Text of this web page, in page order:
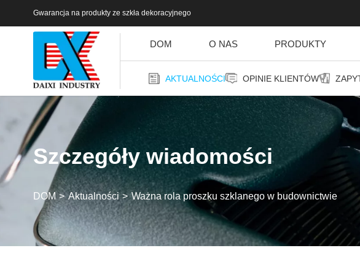
Gwarancja na produkty ze szkła dekoracyjnego
DOM O NAS PRODUKTY
AKTUALNOŚCI OPINIE KLIENTÓW
Szczegóły wiadomości
DOM Aktualności Ważna rola proszku szklanego w budownictwie